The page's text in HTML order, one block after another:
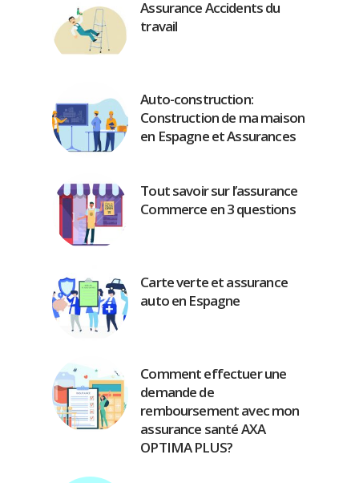
Assurance Accidents du
travail
Auto-construction:
Construction de ma maison
en Espagne et Assurances
Tout savoir sur l’assurance
Commerce en 3 questions
Carte verte et assurance
auto en Espagne
Comment effectuer une
demande de
remboursement avec mon
assurance santé AXA
OPTIMA PLUS?